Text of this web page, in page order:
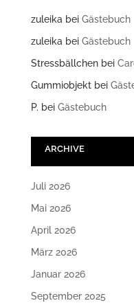
zuleikabei Gästebuch
zuleikabei Gästebuch
Stressbällchenbei
Gummiobjektbei
P. bei Gästebuch
ARCHIVE
Juli 2026
Mai 2026
April 2026
März 2026
Januar 2026
September 2025